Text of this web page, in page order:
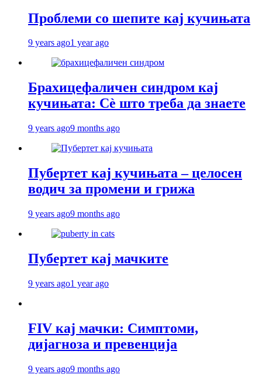
Проблеми со шепите кај кучињата
9 years ago1 year ago
Брахицефаличен синдром кај
кучињата: Сè што треба да знаете
9 years ago9 months ago
Пубертет кај кучињата – целосен
водич за промени и грижа
9 years ago9 months ago
Пубертет кај мачките
9 years ago1 year ago
FIV кај мачки: Симптоми,
дијагноза и превенција
9 years ago9 months ago